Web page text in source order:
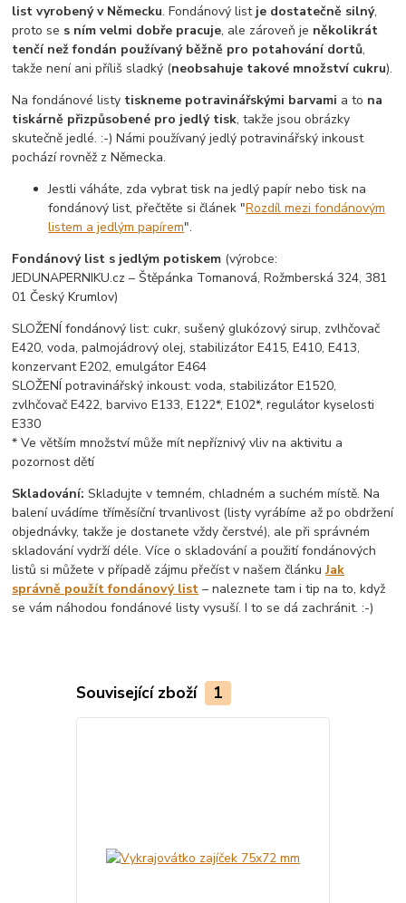
list vyrobený v Německu. Fondánový list je dostatečně silný,
proto se s ním velmi dobře pracuje, ale zároveň je několikrát
tenčí než fondán používaný běžně pro potahování dortů,
takže není ani příliš sladký (neobsahuje takové množství cukru).
Na fondánové listy tiskneme potravinářskými barvami a to na
tiskárně přizpůsobené pro jedlý tisk, takže jsou obrázky
skutečně jedlé. :-) Námi používaný jedlý potravinářský inkoust
pochází rovněž z Německa.
Jestli váháte, zda vybrat tisk na jedlý papír nebo tisk na
fondánový list, přečtěte si článek "Rozdíl mezi fondánovým
listem a jedlým papírem".
Fondánový list s jedlým potiskem (výrobce:
JEDUNAPERNIKU.cz – Štěpánka Tomanová, Rožmberská 324, 381
01 Český Krumlov)
SLOŽENÍ fondánový list: cukr, sušený glukózový sirup, zvlhčovač
E420, voda, palmojádrový olej, stabilizátor E415, E410, E413,
konzervant E202, emulgátor E464
SLOŽENÍ potravinářský inkoust: voda, stabilizátor E1520,
zvlhčovač E422, barvivo E133, E122*, E102*, regulátor kyselosti
E330
* Ve větším množství může mít nepříznivý vliv na aktivitu a
pozornost dětí
Skladování: Skladujte v temném, chladném a suchém místě. Na
balení uvádíme tříměsíční trvanlivost (listy vyrábíme až po obdržení
objednávky, takže je dostanete vždy čerstvé), ale při správném
skladování vydrží déle. Více o skladování a použití fondánových
listů si můžete v případě zájmu přečíst v našem článkuJak
správně použít fondánový list – naleznete tam i tip na to, když
se vám náhodou fondánové listy vysuší. I to se dá zachránit. :-)
Související zboží 1